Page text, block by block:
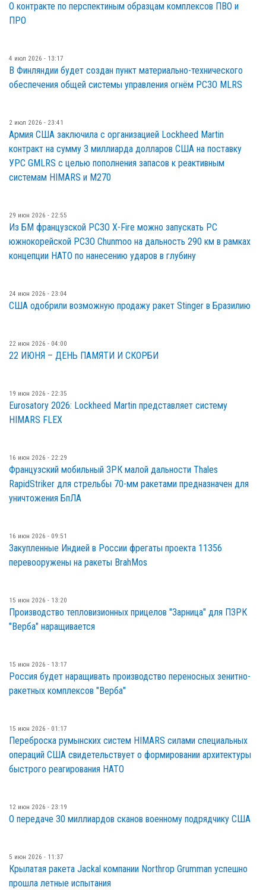
О контракте по перспектиным образцам комплексов ПВО и
ПРО
4 июл 2026 - 13:17
В Финляндии будет создан пункт материально-технического
обеспечения общей системы управления огнём РСЗО MLRS
2 июл 2026 - 23:41
Армия США заключила с организацией Lockheed Martin
контракт на сумму 3 миллиарда долларов США на поставку
УРС GMLRS с целью пополнения запасов к реактивным
системам HIMARS и M270
29 июн 2026 - 22:55
Из БМ французской РСЗО X-Fire можно запускать РС
южнокорейской РСЗО Chunmoo на дальность 290 км в рамках
концепции НАТО по нанесению ударов в глубину
24 июн 2026 - 23:04
США одобрили возможную продажу ракет Stinger в Бразилию
22 июн 2026 - 04:00
22 ИЮНЯ – ДЕНЬ ПАМЯТИ И СКОРБИ
19 июн 2026 - 22:35
Eurosatory 2026: Lockheed Martin представляет систему
HIMARS FLEX
16 июн 2026 - 22:29
Французский мобильный ЗРК малой дальности Thales
RapidStriker для стрельбы 70-мм ракетами предназначен для
уничтожения БпЛА
16 июн 2026 - 09:51
Закупленные Индией в России фрегаты проекта 11356
перевооружены на ракеты BrahMos
15 июн 2026 - 13:20
Производство тепловизионных прицелов "Зарница" для ПЗРК
"Верба" наращивается
15 июн 2026 - 13:17
Россия будет наращивать производство переносных зенитно-
ракетных комплексов "Верба"
15 июн 2026 - 01:17
Переброска румынских систем HIMARS силами специальных
операций США свидетельствует о формировании архитектуры
быстрого реагирования НАТО
12 июн 2026 - 23:19
О передаче 30 миллиардов сканов военному подрядчику США
5 июн 2026 - 11:37
Крылатая ракета Jackal компании Northrop Grumman успешно
прошла летные испытания